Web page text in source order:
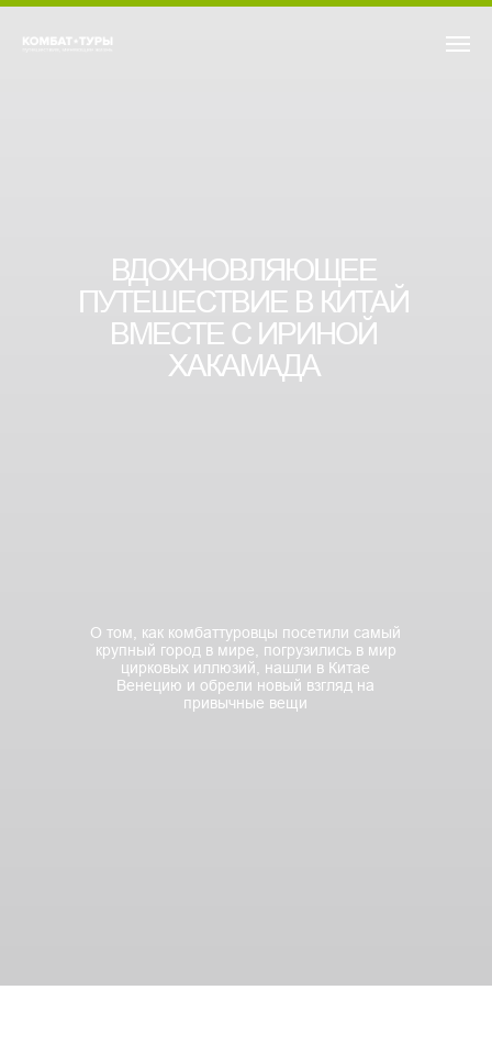
ВДОХНОВЛЯЮЩЕЕ
ПУТЕШЕСТВИЕ В КИТАЙ
ВМЕСТЕ С ИРИНОЙ
ХАКАМАДА
О том, как комбаттуровцы посетили самый
крупный город в мире, погрузились в мир
цирковых иллюзий, нашли в Китае
Венецию и обрели новый взгляд на
привычные вещи